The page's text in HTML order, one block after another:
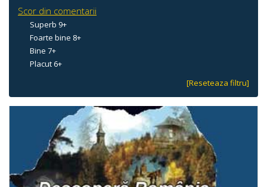
Scor din comentarii
Superb 9+
Foarte bine 8+
Bine 7+
Placut 6+
[Reseteaza filtru]